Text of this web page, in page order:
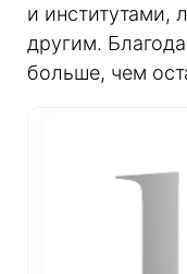
и институтами,
другим.
больше, чем